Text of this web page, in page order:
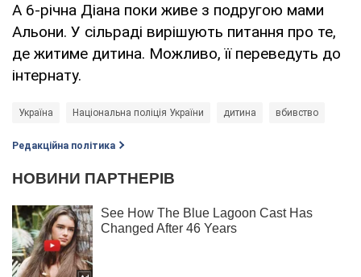
А 6-річна Діана поки живе з подругою мами
Альони. У сільраді вирішують питання про те,
де житиме дитина. Можливо, її переведуть до
інтернату.
Україна Національна поліція України дитина вбивство
Редакційна політика